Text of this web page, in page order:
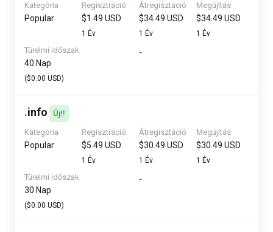
Kategória
Popular
Regisztráció
$1.49 USD
1 Év
Átregisztáció
$34.49 USD
1 Év
Megújítás
$34.49 USD
1 Év
Türelmi időszak
40 Nap
($0.00 USD)
-
.info Új!!
Kategória
Popular
Regisztráció
$5.49 USD
1 Év
Átregisztáció
$30.49 USD
1 Év
Megújítás
$30.49 USD
1 Év
Türelmi időszak
30 Nap
($0.00 USD)
-